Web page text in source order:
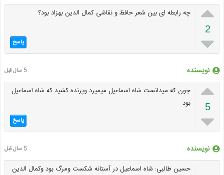

2

چه رابطه ای بین شعر حافظ و نقاشی کمال الدین بهزاد بود؟
پاسخ
نویسنده 5 سال قبل

5

چون که میدانست شاه اسماعیل میمیرد وپرنده کشید که شاه اسماعیل
بود
پاسخ
نویسنده 5 سال قبل
حسین طالبی: شاه اسماعیل در آستانه شکست ومرگ بود وکمال الدین